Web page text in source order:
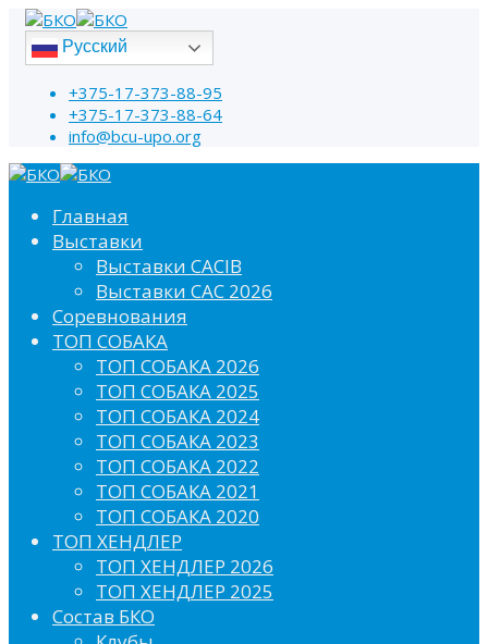
Русский
+375-17-373-88-95
+375-17-373-88-64
info@bcu-upo.org
Главная
Выставки
Выставки CACIB
Выставки САС 2026
Соревнования
ТОП СОБАКА
ТОП СОБАКА 2026
ТОП СОБАКА 2025
ТОП СОБАКА 2024
ТОП СОБАКА 2023
ТОП СОБАКА 2022
ТОП СОБАКА 2021
ТОП СОБАКА 2020
ТОП ХЕНДЛЕР
ТОП ХЕНДЛЕР 2026
ТОП ХЕНДЛЕР 2025
Состав БКО